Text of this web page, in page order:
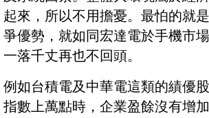
起來，所以不用擔憂。最怕的就
爭優勢，就如同宏達電於手機市
一落千丈再也不回頭。
例如台積電及中華電這類的績優
指數上萬點時，企業盈餘沒有增